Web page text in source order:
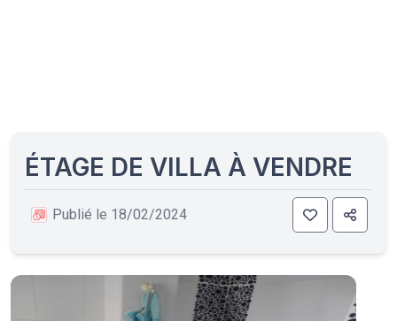
ÉTAGE DE VILLA À VENDRE
Publié le 18/02/2024